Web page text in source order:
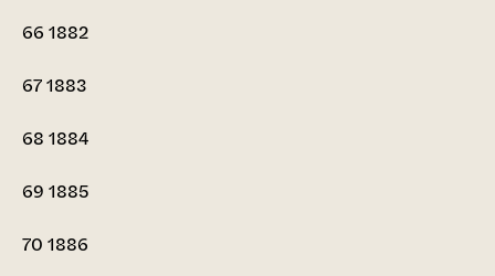
66 1882
671883
68 1884
69 1885
70 1886